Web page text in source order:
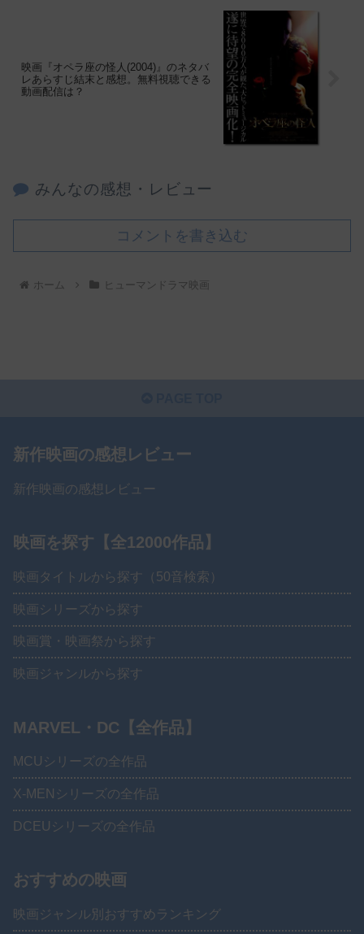
映画『オペラ座の怪人(2004)』のネタバ
レあらすじ結末と感想。無料視聴できる
動画配信は？
みんなの感想・レビュー
コメントを書き込む
ホーム ヒューマンドラマ映画
新作映画の感想レビュー
新作映画の感想レビュー
映画を探す【全12000作品】
映画タイトルから探す（50音検索）
映画シリーズから探す
映画賞・映画祭から探す
映画ジャンルから探す
MARVEL・DC【全作品】
MCUシリーズの全作品
X-MENシリーズの全作品
DCEUシリーズの全作品
おすすめの映画
映画ジャンル別おすすめランキング